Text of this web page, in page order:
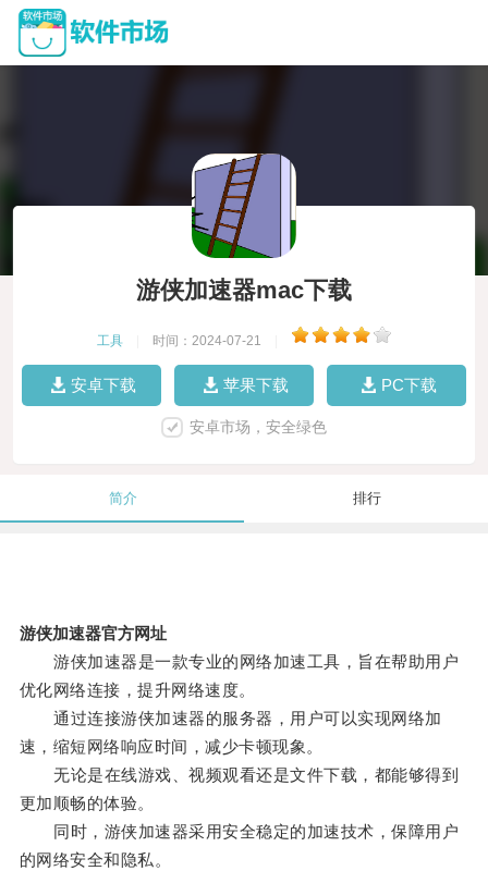
游侠加速器mac下载
工具 时间：2024-07-21
安卓下载 苹果下载 PC下载
安卓市场，安全绿色
简介 排行
游侠加速器官方网址
游侠加速器是一款专业的网络加速工具，旨在帮助用户
优化网络连接，提升网络速度。
通过连接游侠加速器的服务器，用户可以实现网络加
速，缩短网络响应时间，减少卡顿现象。
无论是在线游戏、视频观看还是文件下载，都能够得到
更加顺畅的体验。
同时，游侠加速器采用安全稳定的加速技术，保障用户
的网络安全和隐私。